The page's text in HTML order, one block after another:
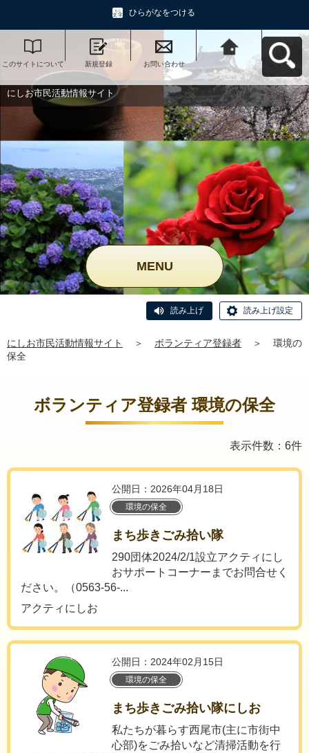
ひらがなをつける
このサイトについて 新規登録 お問い合わせ
にしお市民活動情報
サイトへ戻る
にしお市民活動情報サイト
MENU
読み上げ 読み上げ設定
にしお市民活動情報サイト ＞ ボランティア登録者 ＞
環境の
保全
ボランティア登録者 環境の保全
表示件数：6件
公開日：2026年04月18日
環境の保全
まち歩きごみ拾い隊
290団体2024/2/1設立アクティにし
おサポートコーナーまでお問合せく
ださい。（0563-56-...
アクティにしお
公開日：2024年02月15日
環境の保全
まち歩きごみ拾い隊にしお
私たちが暮らす西尾市(主に市街中
心部)をごみ拾いなど清掃活動を行